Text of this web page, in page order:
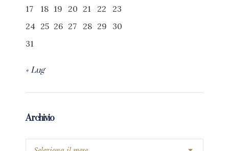
17
18 19 20 21 22
23
24 25 26 27 28 29
30
31
« Lug
Archivio